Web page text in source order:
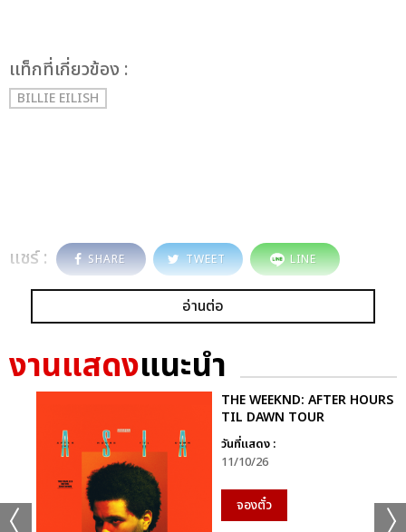
เเท็กที่เกี่ยวข้อง :
BILLIE EILISH
แชร์ : SHARE TWEET LINE
อ่านต่อ
งานแสดงแนะนำ
THE WEEKND: AFTER HOURS
TIL DAWN TOUR
วันที่แสดง :
11/10/26
จองตั๋ว